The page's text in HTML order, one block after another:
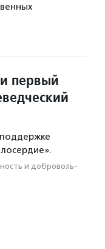
первый
и доброволь­